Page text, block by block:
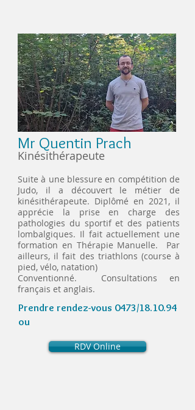
Mr Quentin Prach
Kinésithérapeute
Suite à une blessure en compétition de
Judo, il a découvert le métier de
kinésithérapeute. Diplômé en 2021, il
apprécie la prise en charge des
pathologies du sportif et des patients
lombalgiques. Il fait actuellement une
formation en Thérapie Manuelle. Par
ailleurs, il fait des triathlons (course à
pied, vélo, natation)
Conventionné. Consultations en
français et anglais.
Prendre rendez-vous 0473/18.10.94
ou
RDV Online